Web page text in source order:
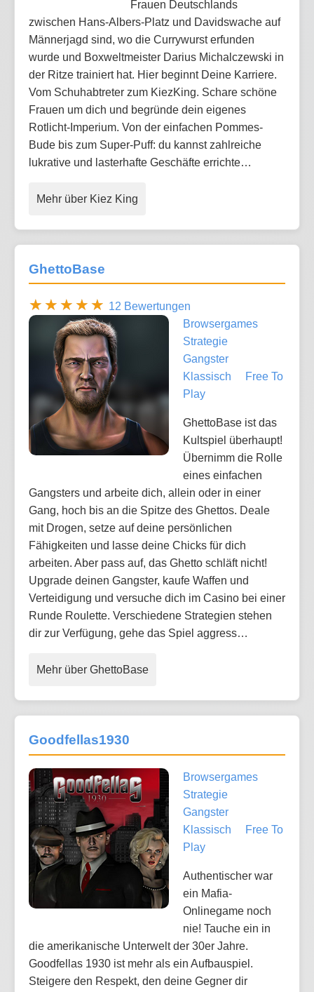
Frauen Deutschlands
zwischen Hans-Albers-Platz und Davidswache auf
Männerjagd sind, wo die Currywurst erfunden
wurde und Boxweltmeister Darius Michalczewski in
der Ritze trainiert hat. Hier beginnt Deine Karriere.
Vom Schuhabtreter zum KiezKing. Schare schöne
Frauen um dich und begründe dein eigenes
Rotlicht-Imperium. Von der einfachen Pommes-
Bude bis zum Super-Puff: du kannst zahlreiche
lukrative und lasterhafte Geschäfte errichte…
Mehr über Kiez King
GhettoBase
12 Bewertungen
Browsergames
Strategie
Gangster
Klassisch
Free To
Play
GhettoBase ist das
Kultspiel überhaupt!
Übernimm die Rolle
eines einfachen
Gangsters und arbeite dich, allein oder in einer
Gang, hoch bis an die Spitze des Ghettos. Deale
mit Drogen, setze auf deine persönlichen
Fähigkeiten und lasse deine Chicks für dich
arbeiten. Aber pass auf, das Ghetto schläft nicht!
Upgrade deinen Gangster, kaufe Waffen und
Verteidigung und versuche dich im Casino bei einer
Runde Roulette. Verschiedene Strategien stehen
dir zur Verfügung, gehe das Spiel aggress…
Mehr über GhettoBase
Goodfellas1930
Browsergames
Strategie
Gangster
Klassisch
Free To
Play
Authentischer war
ein Mafia-
Onlinegame noch
nie! Tauche ein in
die amerikanische Unterwelt der 30er Jahre.
Goodfellas 1930 ist mehr als ein Aufbauspiel.
Steigere den Respekt, den deine Gegner dir